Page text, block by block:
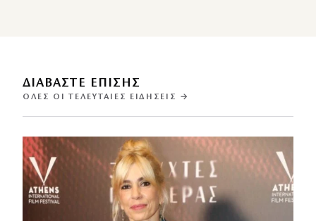
ΔΙΑΒΑΣΤΕ ΕΠΙΣΗΣ
ΌΛΕΣ ΟΙ ΤΕΛΕΥΤΑΊΕΣ ΕΙΔΉΣΕΙΣ →